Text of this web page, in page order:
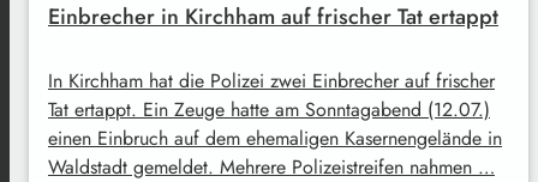
Einbrecher in Kirchham auf frischer Tat ertappt
In Kirchham hat die Polizei zwei Einbrecher auf frischer
Tat ertappt. Ein Zeuge hatte am Sonntagabend (12.07.)
einen Einbruch auf dem ehemaligen Kasernengelände in
Waldstadt gemeldet. Mehrere Polizeistreifen nahmen …